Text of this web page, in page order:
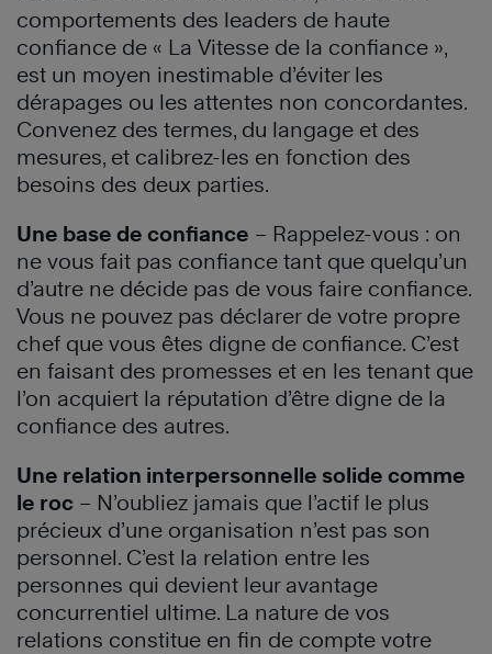
comportements des leaders de haute
confiance de « La Vitesse de la confiance »,
est un moyen inestimable d’éviter les
dérapages ou les attentes non concordantes.
Convenez des termes, du langage et des
mesures, et calibrez-les en fonction des
besoins des deux parties.
Une base de confiance – Rappelez-vous : on
ne vous fait pas confiance tant que quelqu’un
d’autre ne décide pas de vous faire confiance.
Vous ne pouvez pas déclarer de votre propre
chef que vous êtes digne de confiance. C’est
en faisant des promesses et en les tenant que
l’on acquiert la réputation d’être digne de la
confiance des autres.
Une relation interpersonnelle solide comme
le roc – N’oubliez jamais que l’actif le plus
précieux d’une organisation n’est pas son
personnel. C’est la relation entre les
personnes qui devient leur avantage
concurrentiel ultime. La nature de vos
relations constitue en fin de compte votre